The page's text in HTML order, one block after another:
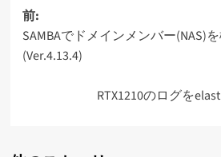
投
稿
ナ
ー
前:
SAMBAでドメインメンバー(NAS)
(Ver.4.13.4)
RTX1210のログを